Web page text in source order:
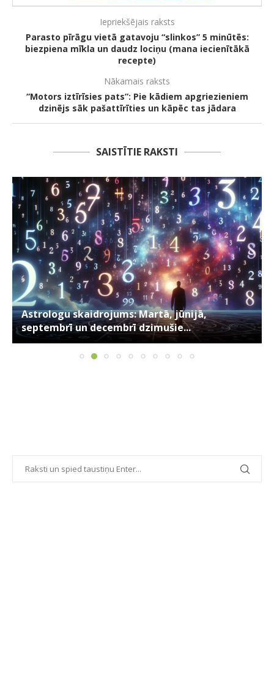
Iepriekšējais raksts
Parasto pīrāgu vietā gatavoju “slinkos” 5 minūtēs:
biezpiena mīkla un daudz lociņu (mana iecienītākā
recepte)
Nākamais raksts
“Motors iztīrīsies pats”: Pie kādiem apgriezieniem
dzinējs sāk pašattīrīties un kāpēc tas jādara
SAISTĪTIE RAKSTI
Astrologu skaidrojums: Martā, jūnijā,
septembrī un decembrī dzimušie...